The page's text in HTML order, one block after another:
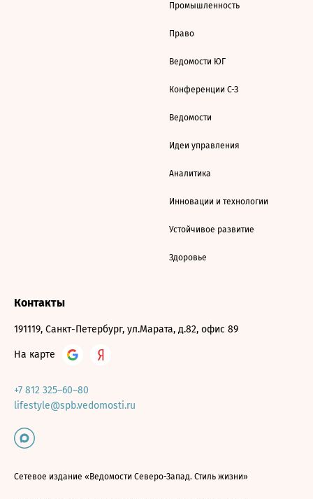
Промышленность
Право
Ведомости ЮГ
Конференции С-З
Ведомости
Идеи управления
Аналитика
Инновации и технологии
Устойчивое развитие
Здоровье
Контакты
191119, Санкт-Петербург, ул.Марата, д.82, офис 89
На карте
+7 812 325–60–80
lifestyle@spb.vedomosti.ru
Сетевое издание «Ведомости Северо-Запад. Стиль жизни»